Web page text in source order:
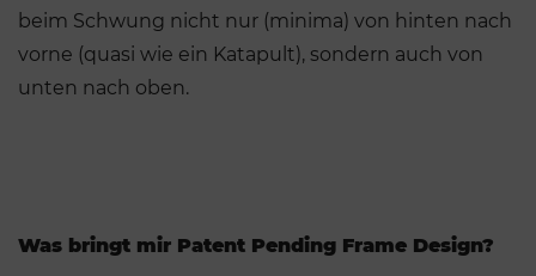
beim Schwung nicht nur (minima) von hinten nach
vorne (quasi wie ein Katapult), sondern auch von
unten nach oben.
Was bringt mir Patent Pending Frame Design?